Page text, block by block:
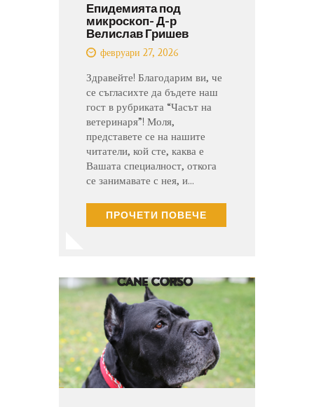
Епидемията под
микроскоп- Д-р
Велислав Гришев
февруари 27, 2026
Здравейте! Благодарим ви, че
се съгласихте да бъдете наш
гост в рубриката “Часът на
ветеринаря”! Моля,
представете се на нашите
читатели, кой сте, каква е
Вашата специалност, откога
се занимавате с нея, и…
ПРОЧЕТИ ПОВЕЧЕ